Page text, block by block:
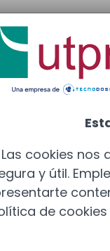
–Madrid
Las cookies nos
y útil.
de